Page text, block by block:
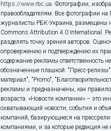
https://www.rbc.ua. Фотографии,
правообладателям. Все фотографии
журналисты РБК-Украина, размещены
Commons Attribution 4.0 International.
разделять точку зрения авторов.
опровержению и подтверждению их
содержание рекламы ответственность
обозначенные плашкой: "Пресс-
материал", "Promo",
рекламы и предназначены, как
возраста. «Новости компании» – это
охватывающий новости, события и
компаний, базирующиеся на
компаниями, и за которые редакция не